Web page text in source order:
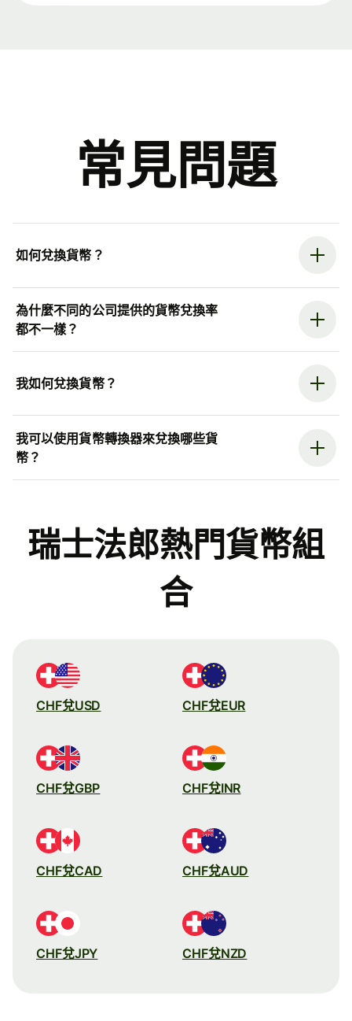
常見問題
如何兌換貨幣？
為什麼不同的公司提供的貨幣兌換率
都不一樣？
我如何兌換貨幣？
我可以使用貨幣轉換器來兌換哪些貨
幣？
瑞士法郎熱門貨幣組
合
CHF兌USD CHF兌EUR
CHF兌GBP CHF兌INR
CHF兌CAD CHF兌AUD
CHF兌JPY CHF兌NZD